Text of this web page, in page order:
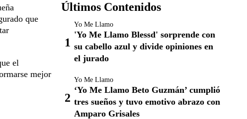
que
el
mejor
Últimos Contenidos
Yo Me Llamo
'Yo Me Llamo Blessd' sorprende con
su cabello azul y divide opiniones en
el jurado
Yo Me Llamo
‘Yo Me Llamo Beto Guzmán’ cumplió
tres sueños y tuvo emotivo abrazo con
Amparo Grisales